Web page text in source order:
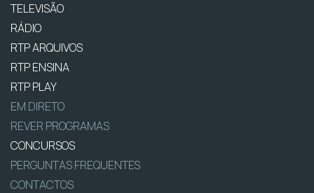
TELEVISÃO
RÁDIO
RTP ARQUIVOS
RTP ENSINA
RTP PLAY
EM DIRETO
REVER PROGRAMAS
CONCURSOS
PERGUNTAS FREQUENTES
CONTACTOS